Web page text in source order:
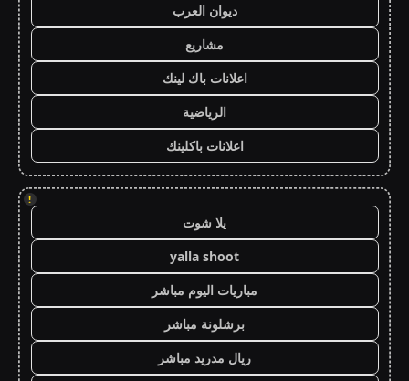
ديوان العرب
مشاريع
اعلانات باك لينك
الرياضية
اعلانات باكلينك
!
يلا شوت
yalla shoot
مباريات اليوم مباشر
برشلونة مباشر
ريال مدريد مباشر